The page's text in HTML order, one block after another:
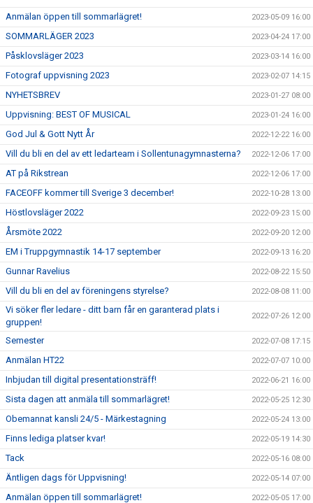
Anmälan öppen till sommarlägret! 2023-05-09 16:00
SOMMARLÄGER 2023 2023-04-24 17:00
Påsklovsläger 2023 2023-03-14 16:00
Fotograf uppvisning 2023 2023-02-07 14:15
NYHETSBREV 2023-01-27 08:00
Uppvisning: BEST OF MUSICAL 2023-01-24 16:00
God Jul & Gott Nytt År 2022-12-22 16:00
Vill du bli en del av ett ledarteam i Sollentunagymnasterna? 2022-12-06 17:00
AT på Rikstrean 2022-12-06 17:00
FACEOFF kommer till Sverige 3 december! 2022-10-28 13:00
Höstlovsläger 2022 2022-09-23 15:00
Årsmöte 2022 2022-09-20 12:00
EM i Truppgymnastik 14-17 september 2022-09-13 16:20
Gunnar Ravelius 2022-08-22 15:50
Vill du bli en del av föreningens styrelse? 2022-08-08 11:00
Vi söker fler ledare - ditt barn får en garanterad plats i
gruppen!
2022-07-26 12:00
Semester 2022-07-08 17:15
Anmälan HT22 2022-07-07 10:00
Inbjudan till digital presentationsträff! 2022-06-21 16:00
Sista dagen att anmäla till sommarlägret! 2022-05-25 12:30
Obemannat kansli 24/5 - Märkestagning 2022-05-24 13:00
Finns lediga platser kvar! 2022-05-19 14:30
Tack 2022-05-16 08:00
Äntligen dags för Uppvisning! 2022-05-14 07:00
Anmälan öppen till sommarlägret! 2022-05-05 17:00